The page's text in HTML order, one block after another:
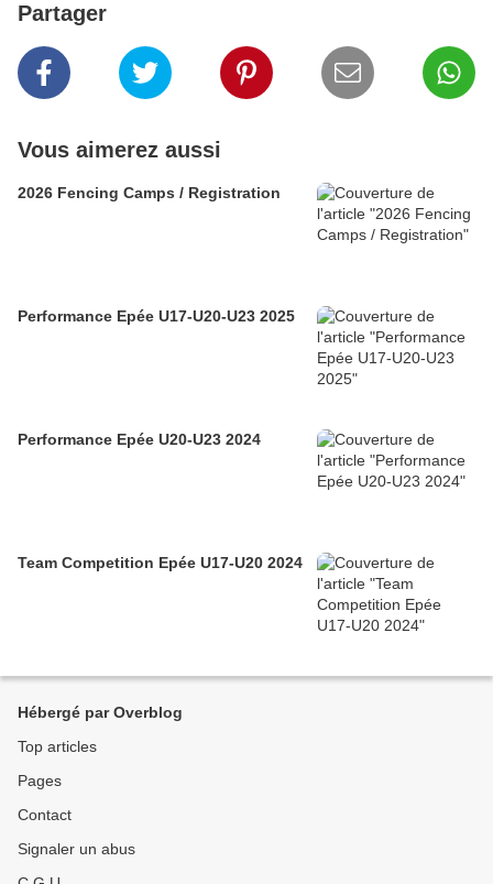
Partager
Vous aimerez aussi
2026 Fencing Camps / Registration
Performance Epée U17-U20-U23 2025
Performance Epée U20-U23 2024
Team Competition Epée U17-U20 2024
Hébergé par Overblog
Top articles
Pages
Contact
Signaler un abus